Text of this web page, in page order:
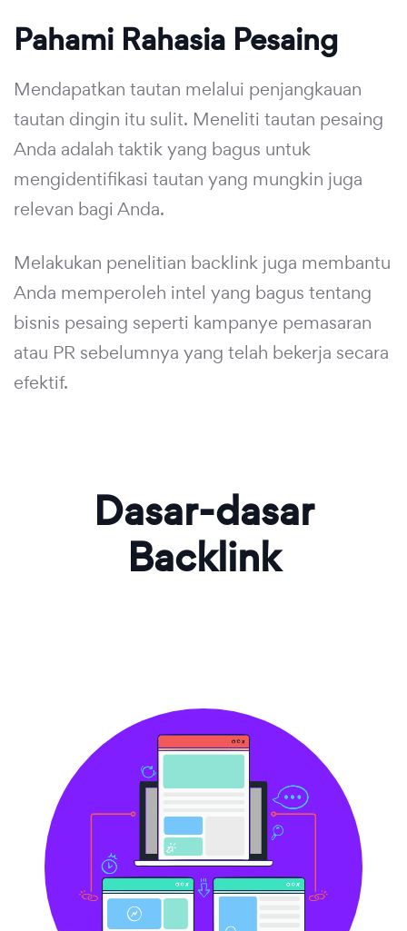
Pahami Rahasia Pesaing
Mendapatkan tautan melalui penjangkauan
tautan dingin itu sulit. Meneliti tautan pesaing
Anda adalah taktik yang bagus untuk
mengidentifikasi tautan yang mungkin juga
relevan bagi Anda.
Melakukan penelitian backlink juga membantu
Anda memperoleh intel yang bagus tentang
bisnis pesaing seperti kampanye pemasaran
atau PR sebelumnya yang telah bekerja secara
efektif.
Dasar-dasar
Backlink